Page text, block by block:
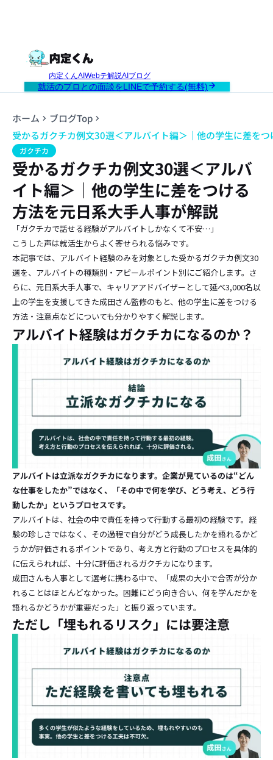
内定くんAI Webテ解説AI ブログ
就活のプロとの面談をLINEで予約する(無料)
ホーム
ブログTop
受かるガクチカ例文30選＜アルバイト編＞｜他の学生に差を
ガクチカ
受かるガクチカ例文30選＜アルバ
イト編＞｜他の学生に差をつける
方法を元日系大手人事が解説
「ガクチカで話せる経験がアルバイトしかなくて不安…」
こうした声は就活生からよく寄せられる悩みです。
本記事では、アルバイト経験のみを対象とした受かるガクチカ例文30
選を、アルバイトの種類別・アピールポイント別にご紹介します。さ
らに、元日系大手人事で、キャリアアドバイザーとして延べ3,000名以
上の学生を支援してきた成田さん監修のもと、他の学生に差をつける
方法・注意点などについても分かりやすく解説します。
アルバイト経験はガクチカになるのか？
アルバイトは立派なガクチカになります。企業が見ているのは“どん
な仕事をしたか”ではなく、「その中で何を学び、どう考え、どう行
動したか」というプロセスです。
アルバイトは、社会の中で責任を持って行動する最初の経験です。経
験の珍しさではなく、その過程で自分がどう成長したかを語れるかど
うかが評価されるポイントであり、考え方と行動のプロセスを具体的
に伝えられれば、十分に評価されるガクチカになります。
成田さんも人事として選考に携わる中で、「成果の大小で合否が分か
れることはほとんどなかった。困難にどう向き合い、何を学んだかを
語れるかどうかが重要だった」と振り返っています。
ただし「埋もれるリスク」には要注意